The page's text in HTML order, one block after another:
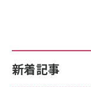
新着記事